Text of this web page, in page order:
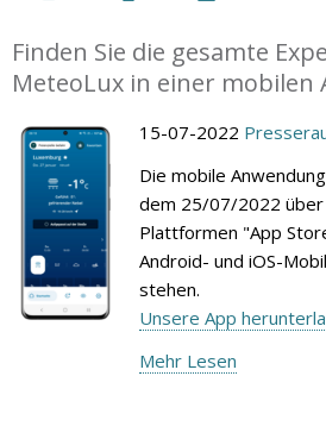
Finden Sie die gesamte
MeteoLux in einer mobilen
15-07-2022
Die mobile
dem 25/07/2022
Plattformen "App
Android- und iOS-
stehen.
Unsere App
Mehr Lesen